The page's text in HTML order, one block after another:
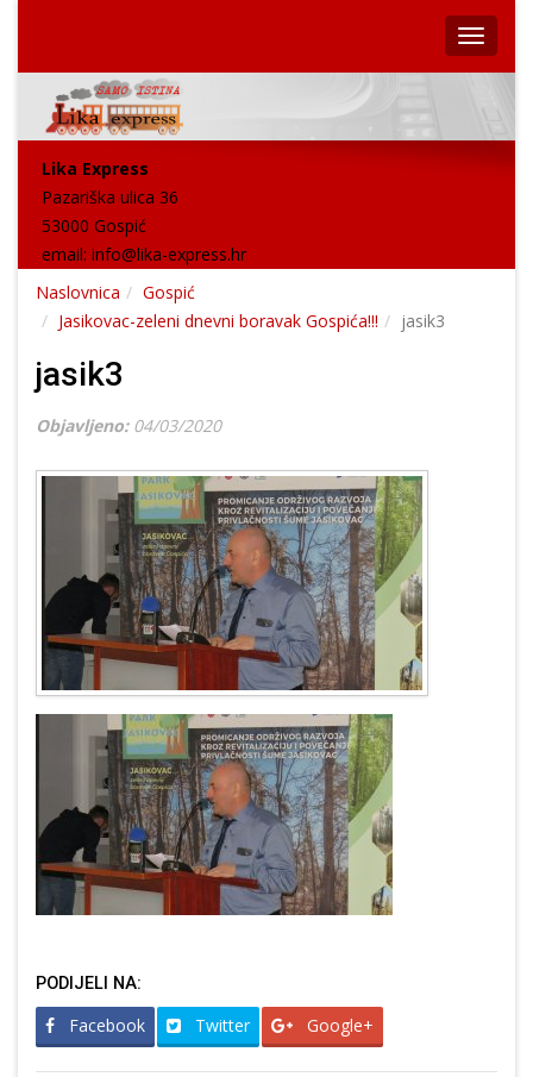
Lika Express
Pazariška ulica 36
53000 Gospić
email: info@lika-express.hr
Naslovnica
Gospić
Jasikovac-zeleni dnevni boravak Gospića!!!
jasik3
jasik3
Objavljeno: 04/03/2020
PODIJELI NA:
Facebook Twitter Google+